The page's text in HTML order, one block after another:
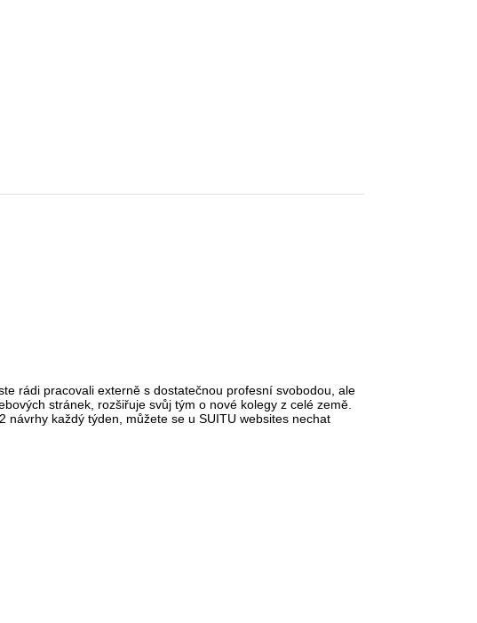
rádi pracovali externě s dostatečnou profesní svobodou, ale
stránek, rozšiřuje svůj tým o nové kolegy z celé země.
každý týden, můžete se u SUITU websites nechat